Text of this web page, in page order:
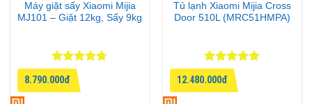
Máy giặt sấy Xiaomi Mijia
MJ101 – Giặt 12kg, Sấy 9kg
Được xếp
hạng4.67
5 sao
8.790.000đ
Tủ lạnh Xiaomi Mijia Cross
Door 510L (MRC51HMPA)
Được xếp
hạng
55
sao
12.480.000đ